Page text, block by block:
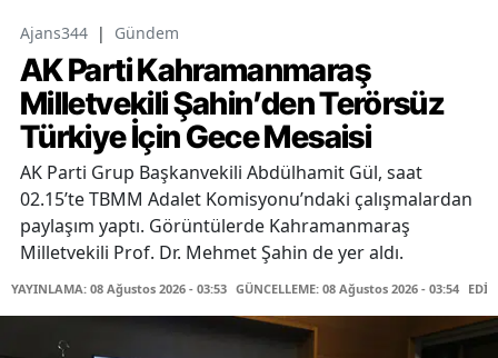
Ajans344 | Gündem
AK Parti Kahramanmaraş
Milletvekili Şahin’den Terörsüz
Türkiye İçin Gece Mesaisi
AK Parti Grup Başkanvekili Abdülhamit Gül, saat
02.15’te TBMM Adalet Komisyonu’ndaki çalışmalardan
paylaşım yaptı. Görüntülerde Kahramanmaraş
Milletvekili Prof. Dr. Mehmet Şahin de yer aldı.
YAYINLAMA: 08 Ağustos 2026 - 03:53 GÜNCELLEME: 08 Ağustos 2026 - 03:54